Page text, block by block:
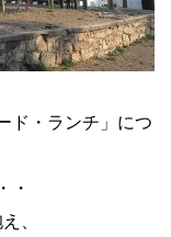
ド・ランチ」につ
・
、